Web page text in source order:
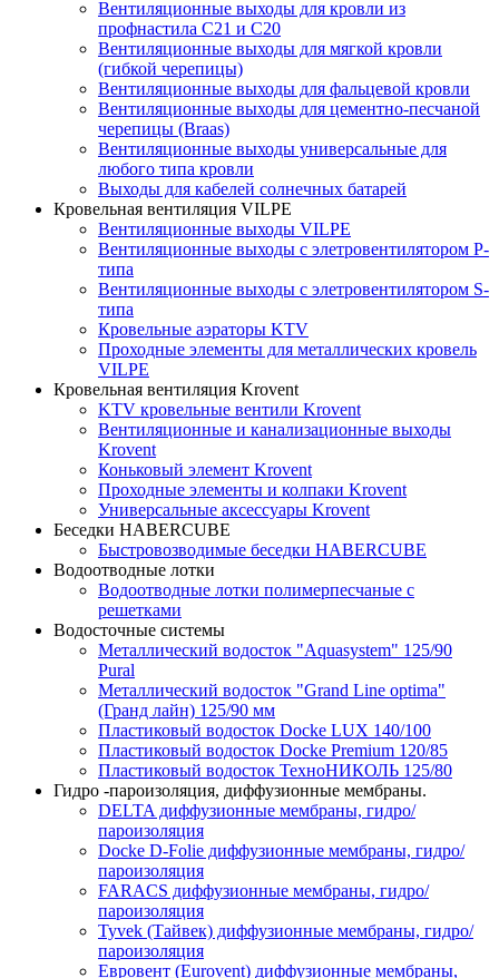
Вентиляционные выходы для кровли из
профнастила C21 и С20
Вентиляционные выходы для мягкой кровли
(гибкой черепицы)
Вентиляционные выходы для фальцевой кровли
Вентиляционные выходы для цементно-песчаной
черепицы (Braas)
Вентиляционные выходы универсальные для
любого типа кровли
Выходы для кабелей солнечных батарей
Кровельная вентиляция VILPE
Вентиляционные выходы VILPE
Вентиляционные выходы с элетровентилятором P-
типа
Вентиляционные выходы с элетровентилятором S-
типа
Кровельные аэраторы KTV
Проходные элементы для металлических кровель
VILPE
Кровельная вентиляция Krovent
KTV кровельные вентили Krovent
Вентиляционные и канализационные выходы
Krovent
Коньковый элемент Krovent
Проходные элементы и колпаки Krovent
Универсальные аксессуары Krovent
Беседки HABERCUBE
Быстровозводимые беседки HABERCUBE
Водоотводные лотки
Водоотводные лотки полимерпесчаные с
решетками
Водосточные системы
Металлический водосток "Aquasystem" 125/90
Pural
Металлический водосток "Grand Line optima"
(Гранд лайн) 125/90 мм
Пластиковый водосток Docke LUX 140/100
Пластиковый водосток Docke Premium 120/85
Пластиковый водосток ТехноНИКОЛЬ 125/80
Гидро -пароизоляция, диффузионные мембраны.
DELTA диффузионные мембраны, гидро/
пароизоляция
Docke D-Folie диффузионные мембраны, гидро/
пароизоляция
FARACS диффузионные мембраны, гидро/
пароизоляция
Tyvek (Тайвек) диффузионные мембраны, гидро/
пароизоляция
Евровент (Eurovent) диффузионные мембраны,